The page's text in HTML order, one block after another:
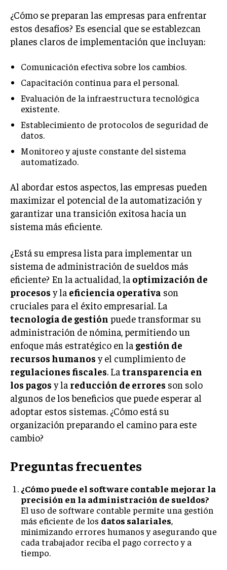
SOCIAL
BLOG
Ricardo Mendoza
Soy Ricardo Mendoza, periodista de negocios e
más de diez años, colaboro en un reconocido
portal de noticias, abarcando desde noticias
corporativas hasta tendencias innovadoras. Creo firmemente en
sociedad actualizada y proactiva.
Aparece en periódicos digitales y domina los buscadores,
Infórmate aquí.
¿Cómo se preparan las empresas para enfrentar
estos desafíos? Es esencial que se establezcan
planes claros de implementación que incluyan:
Comunicación efectiva sobre los cambios.
Capacitación continua para el personal.
Evaluación de la infraestructura tecnológica
existente.
Establecimiento de protocolos de seguridad de
datos.
Monitoreo y ajuste constante del sistema
automatizado.
Al abordar estos aspectos, las empresas pueden
maximizar el potencial de la automatización y
garantizar una transición exitosa hacia un
sistema más eficiente.
¿Está su empresa lista para implementar un
sistema de administración de sueldos más
eficiente? En la actualidad, la optimización de
procesos y la eficiencia operativa son
cruciales para el éxito empresarial. La
tecnología de gestión puede transformar su
administración de nómina, permitiendo un
enfoque más estratégico en la gestión de
recursos humanos y el cumplimiento de
regulaciones fiscales. Latransparencia en
los pagos y la reducción de errores son solo
algunos de los beneficios que puede esperar al
adoptar estos sistemas. ¿Cómo está su
organización preparando el camino para este
cambio?
Preguntas frecuentes
¿Cómo puede el software contable mejorar la
precisión en la administración de sueldos?
El uso de software contable permite una gestión
más eficiente de los datos salariales,
minimizando errores humanos y asegurando que
cada trabajador reciba el pago correcto y a
tiempo.